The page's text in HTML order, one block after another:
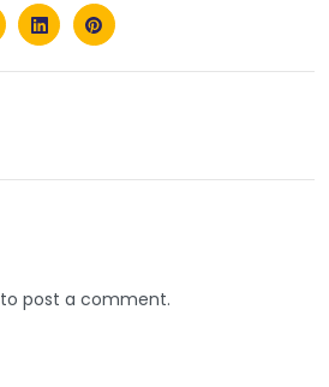
to post a comment.